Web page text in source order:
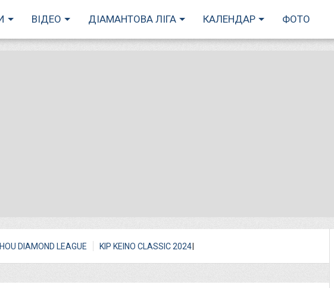
ВІДЕО ДІАМАНТОВА ЛІГА КАЛЕНДАР ФОТО
DIAMOND LEAGUE I
KIP KEINO CLASSIC 2024